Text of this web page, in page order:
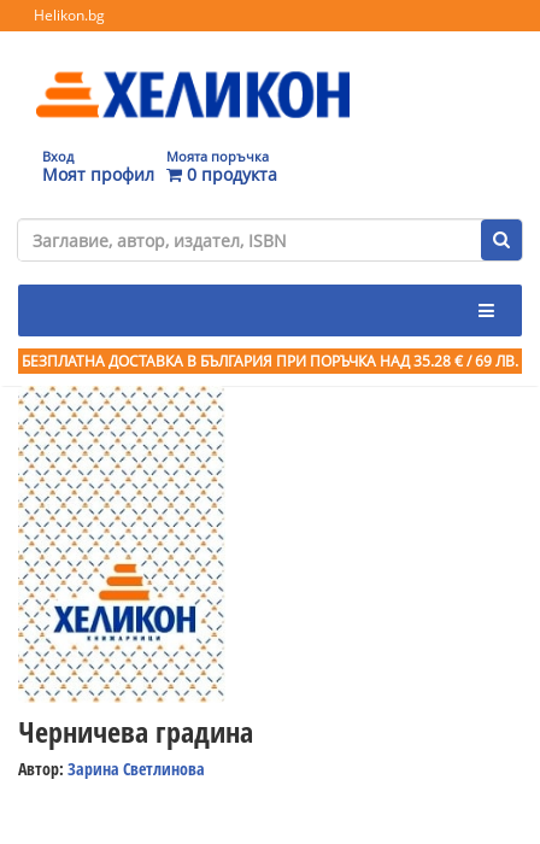
Helikon.bg
Вход
Моят профил
Моята поръчка
0 продукта
БЕЗПЛАТНА ДОСТАВКА В БЪЛГАРИЯ ПРИ ПОРЪЧКА НАД 35.28 € / 69 ЛВ.
Черничева градина
Автор: Зарина Светлинова